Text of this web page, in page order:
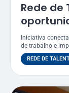
Rede de
Iniciativa
de trabalho e
REDE DE